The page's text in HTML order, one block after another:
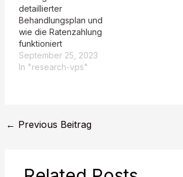
detaillierter
Behandlungsplan und
wie die Ratenzahlung
funktioniert
September 25, 2023
In "research-vps"
← Previous Beitrag